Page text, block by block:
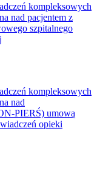
kompleksowych
nad pacjentem z
szpitalnego
kompleksowych
nad
PIERŚ) umową
opieki